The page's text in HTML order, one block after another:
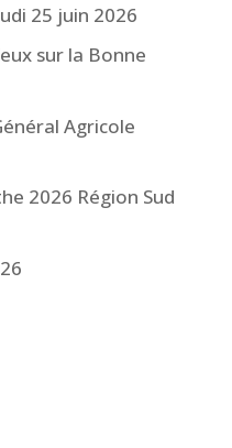
25 juin 2026
sur la Bonne
Agricole
2026 Région Sud